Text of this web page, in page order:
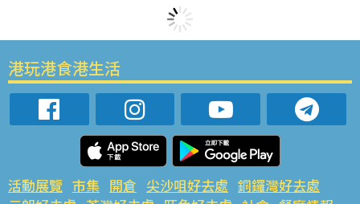
港玩港食港生活
活動展覽 市集 開倉 尖沙咀好去處 銅鑼灣好去處